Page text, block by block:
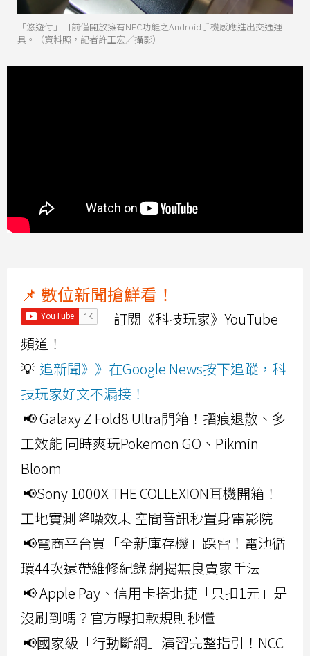
「悠遊付」目前僅開放擁有NFC功能之Android手機感應進出交通運
具。（資料照，記者許正宏／攝影）
📌 數位新聞搶鮮看！
訂閱《科技玩家》YouTube
頻道！
💡 追新聞》》在Google News按下追蹤，科
技玩家好文不漏接！
📢 Galaxy Z Fold8 Ultra開箱！摺痕退散、多
工效能 同時爽玩Pokemon GO、Pikmin
Bloom
📢Sony 1000X THE COLLEXION耳機開箱！
工地實測降噪效果 空間音訊秒置身電影院
📢電商平台買「全新庫存機」踩雷！電池循
環44次還帶維修紀錄 網揭無良賣家手法
📢 Apple Pay、信用卡搭北捷「只扣1元」是
沒刷到嗎？官方曝扣款規則秒懂
📢國家級「行動斷網」演習完整指引！NCC